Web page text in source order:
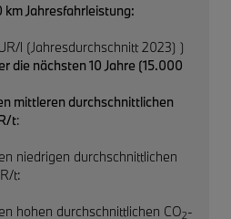
Jahresfahrleistung:
l (Jahresdurchschnitt 2023) )
die nächsten 10 Jahre (15.000
mittleren durchschnittlichen
t:
niedrigen durchschnittlichen
t:
hohen durchschnittlichen CO2-